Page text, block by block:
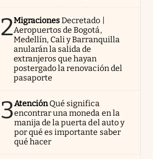
2MigracionesDecretado |
Aeropuertos de Bogotá,
Medellín, Cali y Barranquilla
anularán la salida de
extranjeros que hayan
postergado la renovación del
pasaporte
3AtenciónQué significa
encontrar una moneda en la
manija de la puerta del auto y
por qué es importante saber
qué hacer